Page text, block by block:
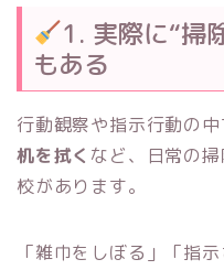
1. 実際に“掃
もある
行動観察や指示行動の
机を拭く など、日常の
校があります。
「雑巾をしぼる」「指